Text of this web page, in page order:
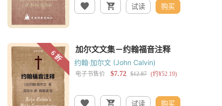
试读 购买
约翰·加尔文 (John Calvin)
试读 购买